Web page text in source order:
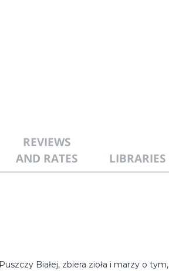
REVIEWS
AND RATES
LIBRARIES
Białej, zbiera zioła i marzy o tym,